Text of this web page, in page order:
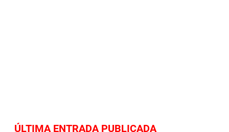
ÚLTIMA ENTRADA PUBLICADA